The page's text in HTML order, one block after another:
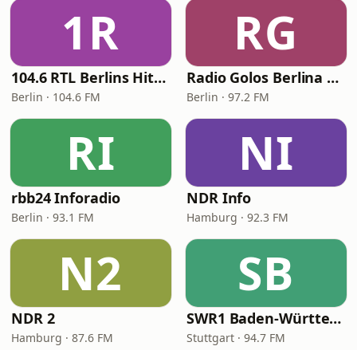
1R
104.6 RTL Berlins Hitradio
Berlin · 104.6 FM
RG
Radio Golos Berlina 97.2 FM
Berlin · 97.2 FM
RI
rbb24 Inforadio
Berlin · 93.1 FM
NI
NDR Info
Hamburg · 92.3 FM
N2
NDR 2
Hamburg · 87.6 FM
SB
SWR1 Baden-Württemberg
Stuttgart · 94.7 FM